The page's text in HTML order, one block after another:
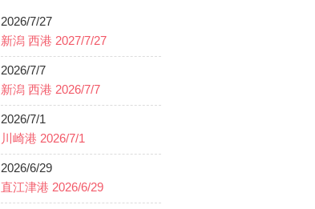
2026/7/27
新潟 西港 2027/7/27
2026/7/7
新潟 西港 2026/7/7
2026/7/1
川崎港 2026/7/1
2026/6/29
直江津港 2026/6/29